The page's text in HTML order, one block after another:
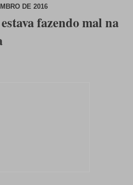
DE 2016
fazendo mal na